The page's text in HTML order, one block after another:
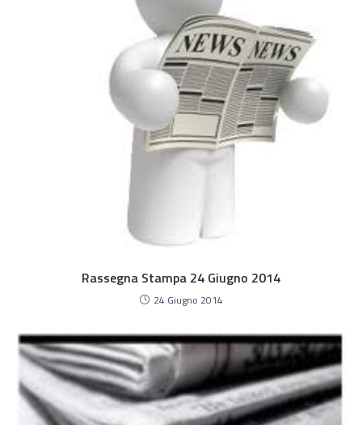
Rassegna Stampa 24 Giugno 2014
24 Giugno 2014